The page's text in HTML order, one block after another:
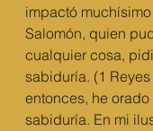
impactó
Salomón, quien
cualquier cosa,
sabiduría. (1
entonces, he
sabiduría. En mi